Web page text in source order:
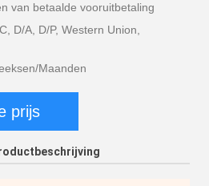
van betaalde vooruitbetaling
D/A, D/P, Western Union,
Maanden
prijs